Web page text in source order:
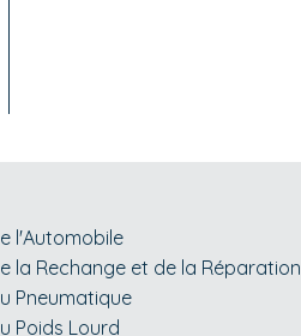
l'Automobile
la Rechange et de la Réparation
Pneumatique
Poids Lourd